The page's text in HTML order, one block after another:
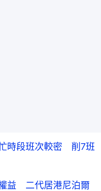
時段班次較密 削7班
權益 二代居港尼泊爾